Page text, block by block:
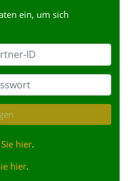
ein, um sich
hier.
hier.